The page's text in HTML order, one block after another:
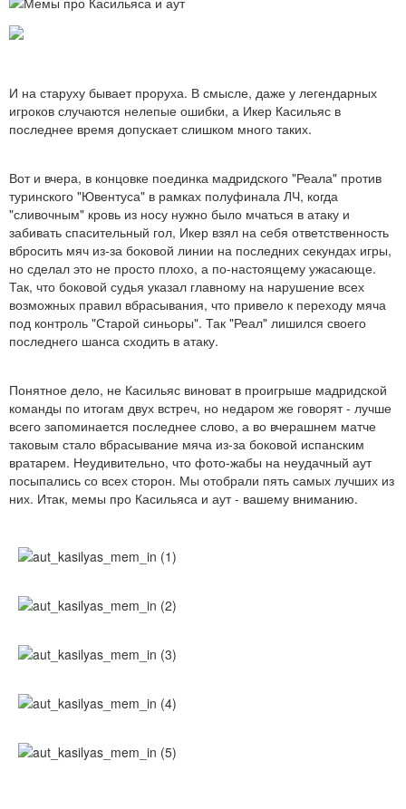
И на старуху бывает проруха. В смысле, даже у легендарных
игроков случаются нелепые ошибки, а Икер Касильяс в
последнее время допускает слишком много таких.
Вот и вчера, в концовке поединка мадридского "Реала" против
туринского "Ювентуса" в рамках полуфинала ЛЧ, когда
"сливочным" кровь из носу нужно было мчаться в атаку и
забивать спасительный гол, Икер взял на себя ответственность
вбросить мяч из-за боковой линии на последних секундах игры,
но сделал это не просто плохо, а по-настоящему ужасающе.
Так, что боковой судья указал главному на нарушение всех
возможных правил вбрасывания, что привело к переходу мяча
под контроль "Старой синьоры". Так "Реал" лишился своего
последнего шанса сходить в атаку.
Понятное дело, не Касильяс виноват в проигрыше мадридской
команды по итогам двух встреч, но недаром же говорят - лучше
всего запоминается последнее слово, а во вчерашнем матче
таковым стало вбрасывание мяча из-за боковой испанским
вратарем. Неудивительно, что фото-жабы на неудачный аут
посыпались со всех сторон. Мы отобрали пять самых лучших из
них. Итак, мемы про Касильяса и аут - вашему вниманию.